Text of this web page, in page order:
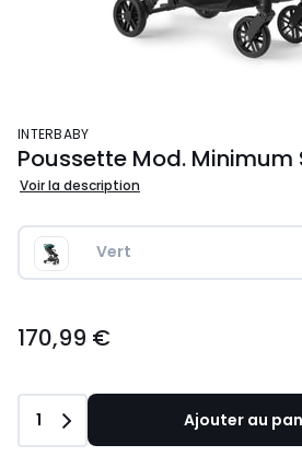
INTERBABY
Poussette Mod. Minimum
Voir la description
Vert
€.
170,99 €
Quantité
1 Ajouter au